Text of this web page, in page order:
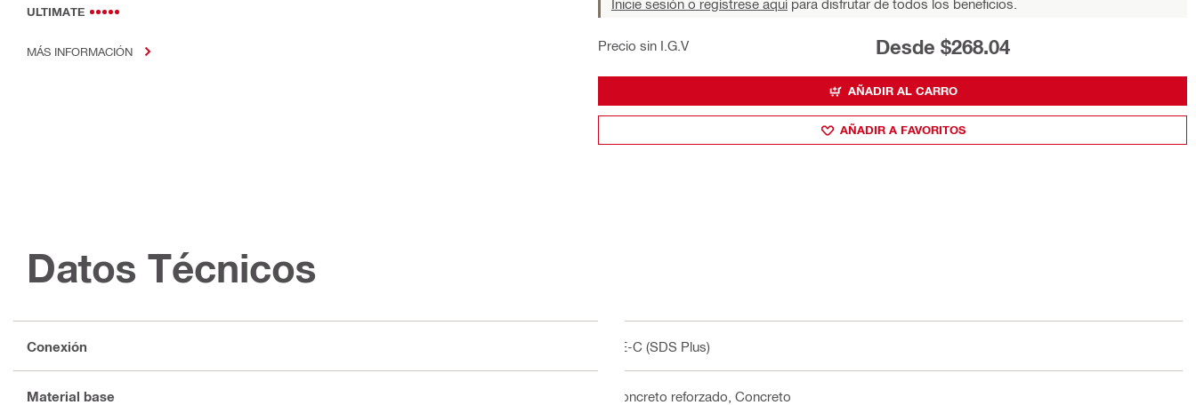
ULTIMATE
MÁS INFORMACIÓN
Inicie sesión o regístrese aquípara disfrutar de todos los beneficios.
Precio sin I.G.V Desde $268.04
AÑADIR AL CARRO
AÑADIR A FAVORITOS
Datos Técnicos
Conexión TE-C (SDS Plus)
Material base Concreto reforzado, Concreto